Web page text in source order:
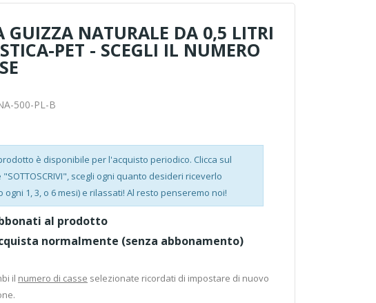
GUIZZA NATURALE DA 0,5 LITRI
PET - SCEGLI IL NUMERO
500-PL-B
è disponibile per l'acquisto periodico. Clicca sul
scegli ogni quanto desideri riceverlo
ogni 1, 3, o 6 mesi) e rilassati! Al resto penseremo noi!
al prodotto
normalmente (senza abbonamento)
il numero di casse selezionate ricordati di impostare di nuovo